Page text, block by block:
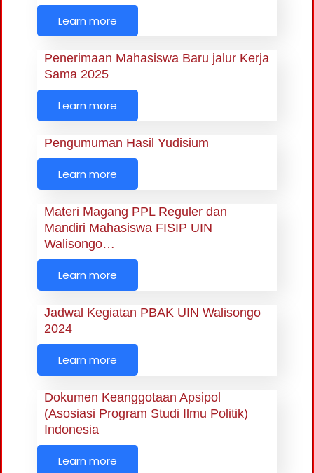
Learn more
Penerimaan Mahasiswa Baru jalur Kerja
Sama 2025
Learn more
Pengumuman Hasil Yudisium
Learn more
Materi Magang PPL Reguler dan
Mandiri Mahasiswa FISIP UIN
Walisongo…
Learn more
Jadwal Kegiatan PBAK UIN Walisongo
2024
Learn more
Dokumen Keanggotaan Apsipol
(Asosiasi Program Studi Ilmu Politik)
Indonesia
Learn more